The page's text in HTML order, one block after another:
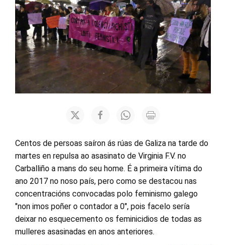
Centos de persoas saíron ás rúas de Galiza na tarde do
martes en repulsa ao asasinato de Virginia F.V. no
Carballiño a mans do seu home. É a primeira vítima do
ano 2017 no noso país, pero como se destacou nas
concentracións convocadas polo feminismo galego
"non imos poñer o contador a 0", pois facelo sería
deixar no esquecemento os feminicidios de todas as
mulleres asasinadas en anos anteriores.